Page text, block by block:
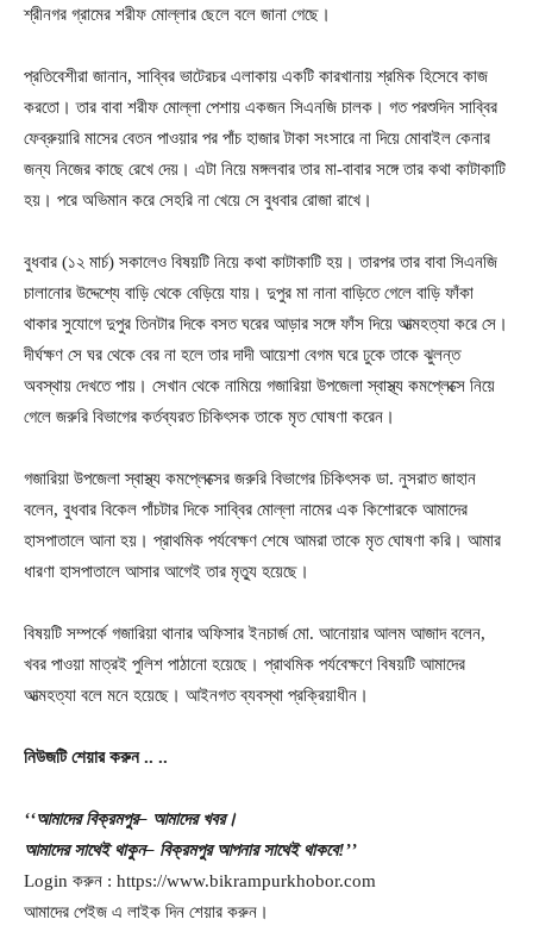
শ্রীনগর গ্রামের শরীফ মোল্লার ছেলে বলে জানা গেছে।
প্রতিবেশীরা জানান, সাব্বির ভাটেরচর এলাকায় একটি কারখানায় শ্রমিক হিসেবে কাজ
করতো। তার বাবা শরীফ মোল্লা পেশায় একজন সিএনজি চালক। গত পরশুদিন সাব্বির
ফেব্রুয়ারি মাসের বেতন পাওয়ার পর পাঁচ হাজার টাকা সংসারে না দিয়ে মোবাইল কেনার
জন্য নিজের কাছে রেখে দেয়। এটা নিয়ে মঙ্গলবার তার মা-বাবার সঙ্গে তার কথা কাটাকাটি
হয়। পরে অভিমান করে সেহরি না খেয়ে সে বুধবার রোজা রাখে।
বুধবার (১২ মার্চ) সকালেও বিষয়টি নিয়ে কথা কাটাকাটি হয়। তারপর তার বাবা সিএনজি
চালানোর উদ্দেশ্যে বাড়ি থেকে বেড়িয়ে যায়। দুপুর মা নানা বাড়িতে গেলে বাড়ি ফাঁকা
থাকার সুযোগে দুপুর তিনটার দিকে বসত ঘরের আড়ার সঙ্গে ফাঁস দিয়ে আত্মহত্যা করে সে।
দীর্ঘক্ষণ সে ঘর থেকে বের না হলে তার দাদী আয়েশা বেগম ঘরে ঢুকে তাকে ঝুলন্ত
অবস্থায় দেখতে পায়। সেখান থেকে নামিয়ে গজারিয়া উপজেলা স্বাস্থ্য কমপ্লেক্সে নিয়ে
গেলে জরুরি বিভাগের কর্তব্যরত চিকিৎসক তাকে মৃত ঘোষণা করেন।
গজারিয়া উপজেলা স্বাস্থ্য কমপ্লেক্সের জরুরি বিভাগের চিকিৎসক ডা. নুসরাত জাহান
বলেন, বুধবার বিকেল পাঁচটার দিকে সাব্বির মোল্লা নামের এক কিশোরকে আমাদের
হাসপাতালে আনা হয়। প্রাথমিক পর্যবেক্ষণ শেষে আমরা তাকে মৃত ঘোষণা করি। আমার
ধারণা হাসপাতালে আসার আগেই তার মৃত্যু হয়েছে।
বিষয়টি সম্পর্কে গজারিয়া থানার অফিসার ইনচার্জ মো. আনোয়ার আলম আজাদ বলেন,
খবর পাওয়া মাত্রই পুলিশ পাঠানো হয়েছে। প্রাথমিক পর্যবেক্ষণে বিষয়টি আমাদের
আত্মহত্যা বলে মনে হয়েছে। আইনগত ব্যবস্থা প্রক্রিয়াধীন।
নিউজটি শেয়ার করুন.. ..
‘‘আমাদের বিক্রমপুর– আমাদের খবর।
আমাদের সাথেই থাকুন– বিক্রমপুর আপনার সাথেই থাকবে!’’
Login করুন : https://www.bikrampurkhobor.com
আমাদের পেইজ এ লাইক দিন শেয়ার করুন।